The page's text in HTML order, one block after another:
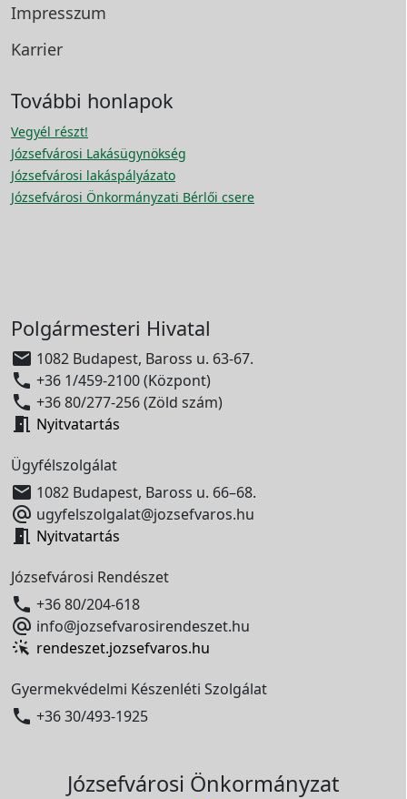
Impresszum
Karrier
További honlapok
Vegyél részt!
Józsefvárosi Lakásügynökség
Józsefvárosi lakáspályázato
Józsefvárosi Önkormányzati Bérlői csere
Polgármesteri Hivatal
 1082 Budapest, Baross u. 63-67.
 +36 1/459-2100 (Központ)
 +36 80/277-256 (Zöld szám)
 Nyitvatartás
Ügyfélszolgálat
 1082 Budapest, Baross u. 66–68.
 ugyfelszolgalat@jozsefvaros.hu
 Nyitvatartás
Józsefvárosi Rendészet
 +36 80/204-618
 info@jozsefvarosirendeszet.hu
rendeszet.jozsefvaros.hu
Gyermekvédelmi Készenléti Szolgálat
 +36 30/493-1925
Józsefvárosi Önkormányzat